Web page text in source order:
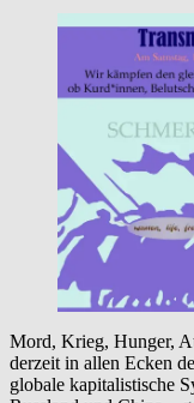
Mord, Krieg, Hunger,
derzeit in allen Ecken
globale kapitalistische